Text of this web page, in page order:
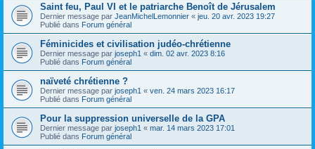
Saint feu, Paul VI et le patriarche Benoît de Jérusalem
Dernier message par JeanMichelLemonnier « jeu. 20 avr. 2023 19:27
Publié dans Forum général
Féminicides et civilisation judéo-chrétienne
Dernier message par joseph1 « dim. 02 avr. 2023 8:16
Publié dans Forum général
naïveté chrétienne ?
Dernier message par joseph1 « ven. 24 mars 2023 16:17
Publié dans Forum général
Pour la suppression universelle de la GPA
Dernier message par joseph1 « mar. 14 mars 2023 17:01
Publié dans Forum général